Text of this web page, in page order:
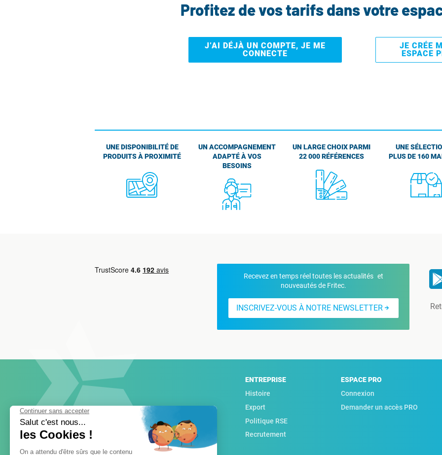
Profitez de vos tarifs dans votre
J’AI DÉJÀ UN COMPTE, JE ME
CONNECTE
JE CRÉE
ESPACE
UNE DISPONIBILITÉ DE
PRODUITS À PROXIMITÉ
UN ACCOMPAGNEMENT
ADAPTÉ À VOS
BESOINS
UN LARGE CHOIX PARMI
22 000 RÉFÉRENCES
UNE
PLUS DE 160
Recevez en temps réel toutes les actualités et
nouveautés de Fritec.
INSCRIVEZ-VOUS À NOTRE NEWSLETTER
ENTREPRISE
Histoire
Export
Politique RSE
Recrutement
ESPACE PRO
Connexion
Demander un accès PRO